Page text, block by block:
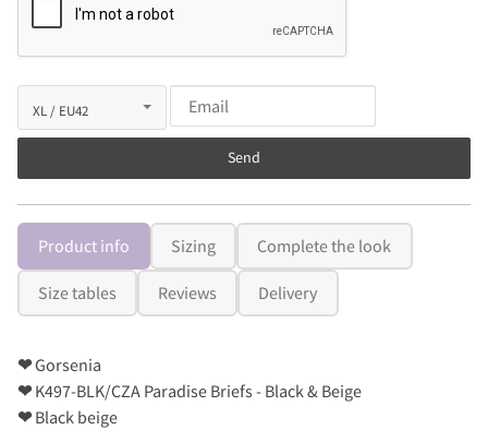
Send
Product info Sizing Complete the look
Size tables Reviews Delivery
❤Gorsenia
❤K497-BLK/CZA Paradise Briefs - Black & Beige
❤Black beige